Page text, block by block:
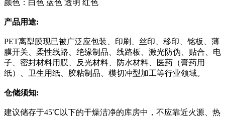
颜色：白色 蓝色 透明 红色
产品用途:
PET离型膜现已被广泛应包装、印刷、丝印、移印、铭板、薄
膜开关、柔性线路、绝缘制品、线路板、激光防伪、贴合、电
子、密封材料用膜、反光材料、防水材料、医药（膏药用
纸）、卫生用纸、胶粘制品、模切冲型加工等行业领域。
仓储须知:
建议储存于45℃以下的干燥洁净的库房中，不应靠近火源、热